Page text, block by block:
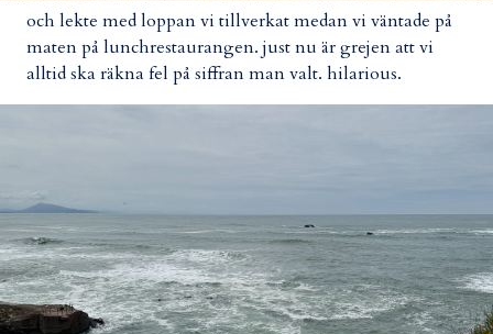
och lekte med loppan vi tillverkat medan vi väntade på
maten på lunchrestaurangen. just nu är grejen att vi
alltid ska räkna fel på siffran man valt. hilarious.